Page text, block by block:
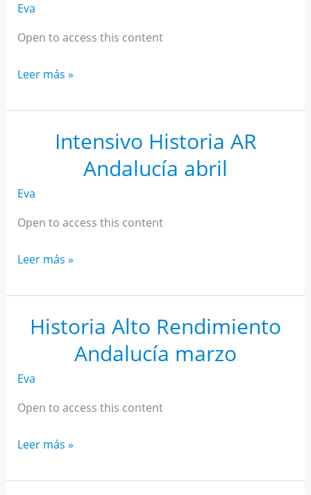
Eva
Open to access this content
Intensivo
AR
Andalucía
Leer más »
Intensivo Historia AR
Andalucía abril
Eva
Open to access this content
Intensivo
AR
Andalucía
abril
Leer más »
Historia Alto Rendimiento
Andalucía marzo
Eva
Open to access this content
Historia
Rendimiento
Leer más »